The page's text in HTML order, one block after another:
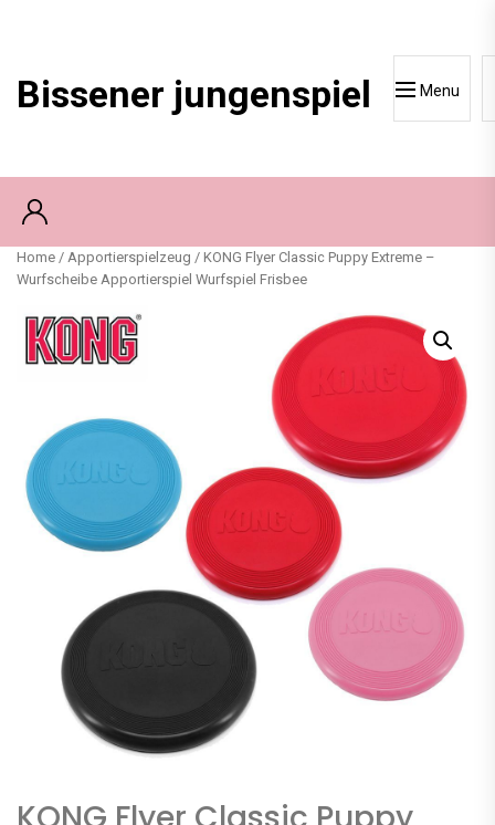
Bissener jungenspiel Menu
Home / Apportierspielzeug / KONG Flyer Classic Puppy Extreme –
Wurfscheibe Apportierspiel Wurfspiel Frisbee